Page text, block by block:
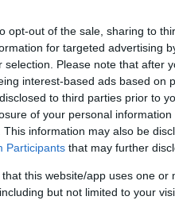
opt-out of the sale, sharing to
for targeted advertising
selection. Please note that after
interest-based ads based on
to third parties prior to
of your personal
This information may also be
Participants that may further
that this website/app uses one
but not limited to your
e vorreste quindi evitare
di tiramisù dopo una
overdose da caffeina?
deltiramisù light
davvero yummy nonché
anche sulle
Articolo originale